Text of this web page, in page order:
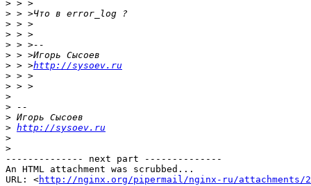
>
>
>
>
>
>
> > >http://sysoev.ru
>
>
>
>
>
> http://sysoev.ru
>
>
-------------- next part --------------
An HTML attachment was scrubbed...
URL: <http://nginx.org/pipermail/nginx-ru/attachments/